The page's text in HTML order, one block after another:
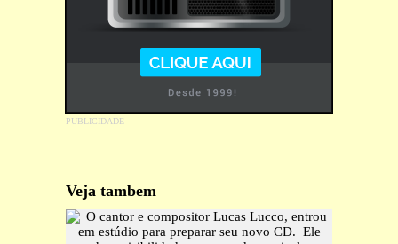
Veja tambem